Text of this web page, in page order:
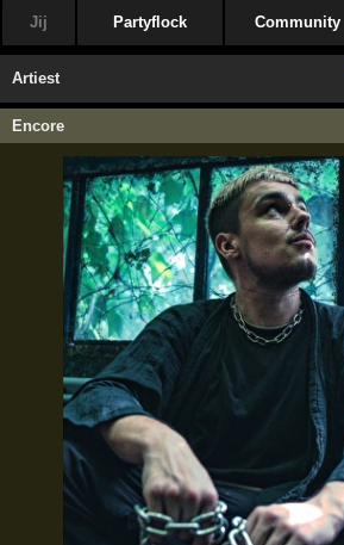
Jij Partyflock Community
Artiest
Encore